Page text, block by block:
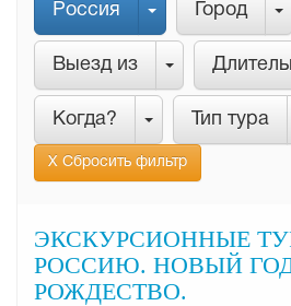
Россия Город
Выезд из
Когда? Тип тура
Х Сбросить фильтр
ЭКСКУРСИОННЫЕ
РОССИЮ. НОВЫЙ
РОЖДЕСТВО.